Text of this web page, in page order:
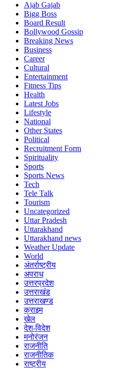
Ajab Gajab
Bigg Boss
Board Result
Bollywood Gossip
Breaking News
Business
Career
Cultural
Entertainment
Fitness Tips
Health
Latest Jobs
Lifestyle
National
Other States
Political
Recruitment Form
Spirituality
Sports
Sports News
Tech
Tele Talk
Tourism
Uncategorized
Uttar Pradesh
Uttarakhand
Uttarakhand news
Weather Update
World
अंतर्राष्ट्रीय
अपराध
उत्तरप्रदेश
उत्तराखंड
उत्तराखण्ड
क्राइम
खेल
देश-विदेश
मनोरंजन
राजनीति
राजनीतिक
राष्ट्रीय